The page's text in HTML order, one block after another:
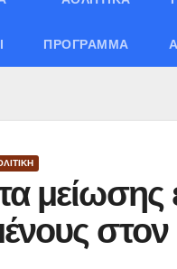
ΠΡΌΓΡΑΜΜΑ
μείωσης